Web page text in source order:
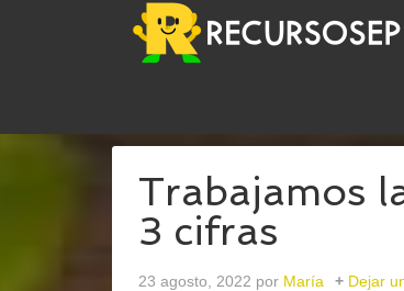
Trabajamos
3 cifras
23 agosto, 2022 por María Dejar